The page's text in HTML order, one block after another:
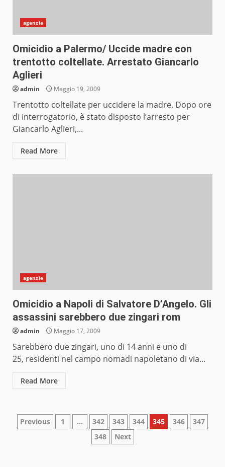
agenzie
Omicidio a Palermo/ Uccide madre con
trentotto coltellate. Arrestato Giancarlo
Aglieri
admin Maggio 19, 2009
Trentotto coltellate per uccidere la madre. Dopo ore
di interrogatorio, è stato disposto l’arresto per
Giancarlo Aglieri,...
Read More
agenzie
Omicidio a Napoli di Salvatore D’Angelo. Gli
assassini sarebbero due zingari rom
admin Maggio 17, 2009
Sarebbero due zingari, uno di 14 anni e uno di
25, residenti nel campo nomadi napoletano di via...
Read More
Paginazione
Previous 1 … 342 343 344 345 346
347
348
Next